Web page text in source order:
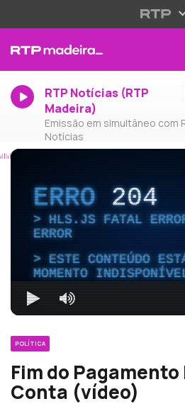
RTP Notícias (RTP
Madeira)
Emissão em simultâneo com
Notícias
ERRO204
HLS.JS FATAL
ERROR
ESTE CONTEÚDO
MOMENTO
POLÍTICA
Fim do
Conta (vídeo)